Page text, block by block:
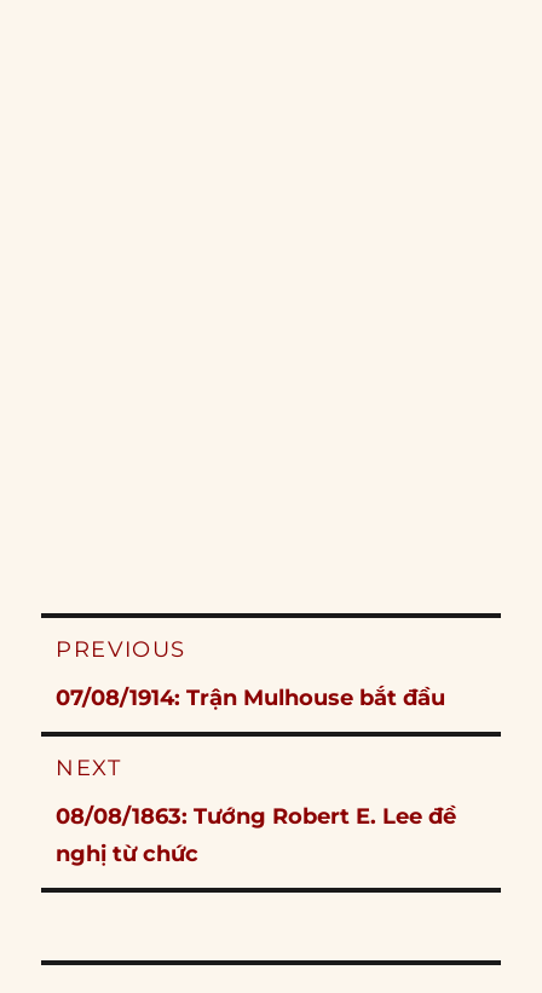
Post
PREVIOUS
Previous
post:
07/08/1914: Trận Mulhouse bắt đầu
NEXT
Next
post:
08/08/1863: Tướng Robert E. Lee đề
nghị từ chức